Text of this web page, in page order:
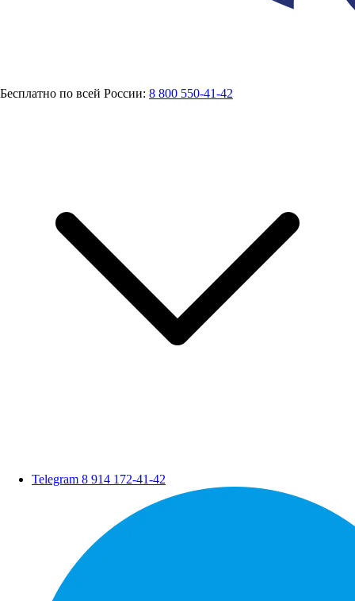
Бесплатно по всей России: 8 800 550-41-42
Telegram 8 914 172-41-42